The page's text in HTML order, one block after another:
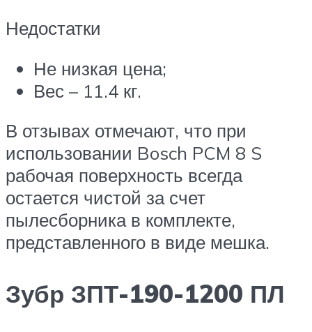
Недостатки
Не низкая цена;
Вес – 11.4 кг.
В отзывах отмечают, что при
использовании Bosch PCM 8 S
рабочая поверхность всегда
остается чистой за счет
пылесборника в комплекте,
представленного в виде мешка.
Зубр ЗПТ-190-1200 ПЛ